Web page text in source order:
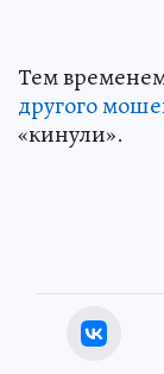
Тем
другого
«кинули».